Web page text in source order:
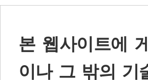
본 웹사이트에
이나 그 밖의 기